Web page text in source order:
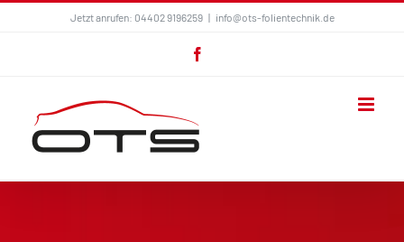
Jetzt anrufen: 04402 9196259 | info@ots-folientechnik.de